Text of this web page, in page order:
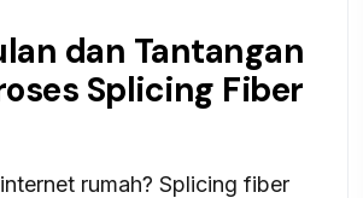
dan Tantangan
Splicing Fiber
rumah? Splicing fiber